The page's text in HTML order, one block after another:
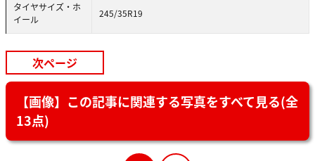
タイヤサイズ・ホ
イール
245/35R19
次ページ
【画像】この記事に関連する写真をすべて見る(全
13点)